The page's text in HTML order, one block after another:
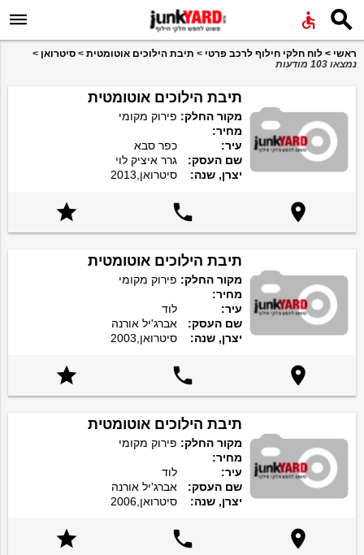
 
ראשי > לוח חלקי חילוף לרכב פרטי > תיבת הילוכים אוטומטית > סיטרואן >
נמצאו 103 מודעות
תיבת הילוכים אוטומטית
מקור החלק: פירוק מקומי
מחיר:
עיר:
כפר סבא
שם העסק:
גרר איציק לוי
יצרן, שנה:
סיטרואן,2013



תיבת הילוכים אוטומטית
מקור החלק: פירוק מקומי
מחיר:
עיר:
לוד
שם העסק:
אברג'יל אורנה
יצרן, שנה:
סיטרואן,2003



תיבת הילוכים אוטומטית
מקור החלק: פירוק מקומי
מחיר:
עיר:
לוד
שם העסק:
אברג'יל אורנה
יצרן, שנה:
סיטרואן,2006


